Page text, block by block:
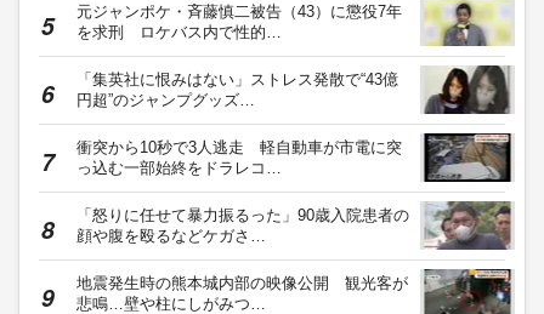
元ジャンポケ・斉藤慎二被告（43）に懲役7年
を求刑 ロケバス内で性的…
「集英社に恨みはない」ストレス発散で“43億
円超”のジャンプグッズ…
衝突から10秒で3人逃走 軽自動車が市電に突
っ込む一部始終をドラレコ…
「怒りに任せて暴力振るった」90歳入院患者の
顔や腹を殴るなどケガさ…
地震発生時の熊本城内部の映像公開 観光客が
悲鳴…壁や柱にしがみつ…